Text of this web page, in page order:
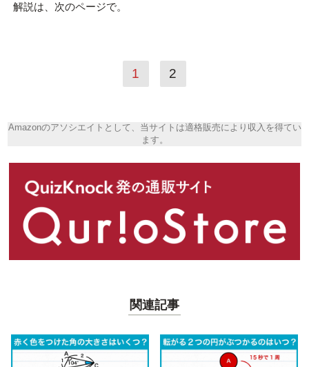
解説は、次のページで。
1 2
Amazonのアソシエイトとして、当サイトは適格販売により収入を得てい
ます。
関連記事